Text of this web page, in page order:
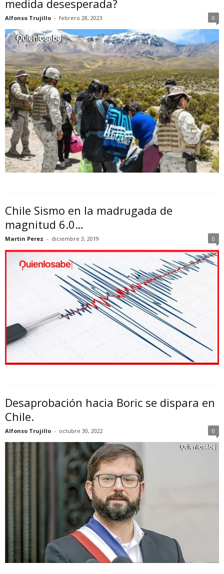
medida desesperada?
Alfonso Trujillo - febrero 28, 2023 0
Chile Sismo en la madrugada de
magnitud 6.0…
Martin Perez - diciembre 3, 2019 0
Desaprobación hacia Boric se dispara en
Chile.
Alfonso Trujillo - octubre 30, 2022 0